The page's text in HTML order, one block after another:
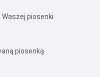
piosenki
piosenką